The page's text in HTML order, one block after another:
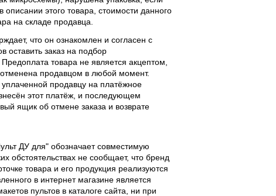
этого товара, стоимости данного
на складе продавца.
что он ознакомлен и согласен с
оставить заказ на подбор
товара не является акцептом,
продавцом в любой момент.
продавцу на платёжное
этот платёж, и последующем
ящик об отмене заказа и возврате
ДУ для" обозначает совместимую
обстоятельствах не сообщает, что бренд
товара и его продукция реализуются
в интернет магазине является
пультов в каталоге сайта, ни при